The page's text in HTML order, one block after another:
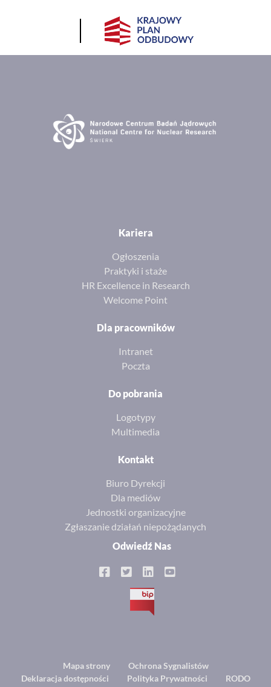
Kariera
Ogłoszenia
Praktyki i staże
HR Excellence in Research
Welcome Point
Dla pracowników
Intranet
Poczta
Do pobrania
Logotypy
Multimedia
Kontakt
Biuro Dyrekcji
Dla mediów
Jednostki organizacyjne
Zgłaszanie działań niepożądanych
Odwiedź Nas
BIP
FooterMapa strony
Ochrona Sygnalistów
Deklaracja dostępności
Polityka Prywatności RODO